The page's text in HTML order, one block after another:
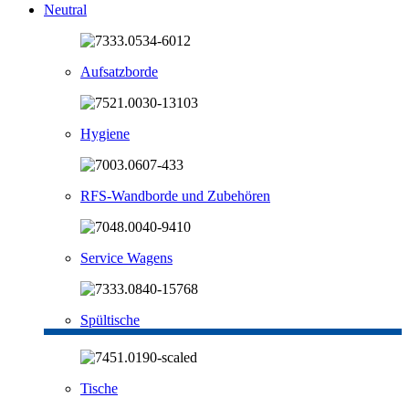
Neutral
Aufsatzborde
Hygiene
RFS-Wandborde und Zubehören
Service Wagens
Spültische
Tische